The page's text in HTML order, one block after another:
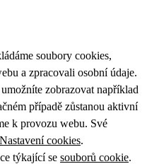
soubory cookies,
a zpracovali osobní údaje.
zobrazovat například
případě zůstanou aktivní
k provozu webu. Své
Nastavení cookies.
týkající se souborů cookie.